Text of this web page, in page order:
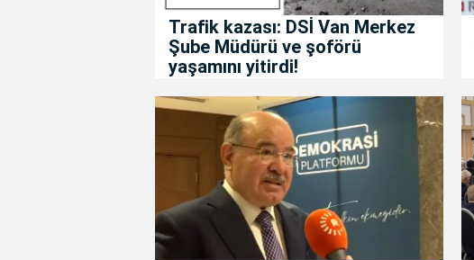
Trafik kazası: DSİ Van Merkez
Şube Müdürü ve şoförü
yaşamını yitirdi!